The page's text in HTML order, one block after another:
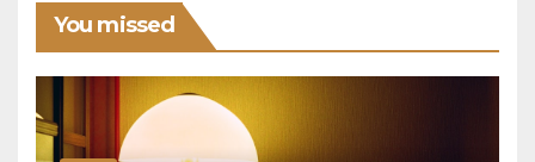
You missed